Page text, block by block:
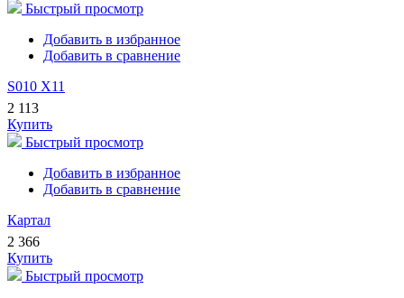
Быстрый просмотр
Добавить в избранное
Добавить в сравнение
S010 X11
2 113
Купить
Быстрый просмотр
Добавить в избранное
Добавить в сравнение
Картал
2 366
Купить
Быстрый просмотр